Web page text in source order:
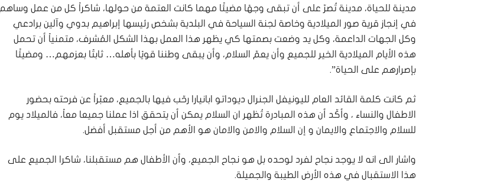
مدينة للحياة، مدينة تُصرّ على أن تبقى وجهًا مضيئًا مهما كانت العتمة من حولها، شاكراً كل من عمل وساهم
في إنجاز قرية صور الميلادية وخاصة لجنة السياحة في البلدية بشخص رئيسها إبراهيم بدوي وآلين برادعي
وكل الجهات الداعمة، وكل يد وضعت بصمتها كي يظهر هذا العمل بهذا الشكل المُشرف، متمنياً أن تحمل
هذه الأيام الميلادية الخير للجميع وأن يعمّ السلام، وأن يبقى وطننا قويًا بأهله… ثابتًا بعزمهم… ومضيئًا
بإصرارهم على الحياة”.
ثم كانت كلمة القائد العام لليونيفل الجنرال ديوداتو ابانيارا رحّب فيها بالجميع، معبّراً عن فرحته بحضور
الاطفال والنساء ، وأكّد أن هذه المبادرة تُظهر ان السلام يمكن أن يتحقق اذا عملنا جميعا معاً، فالميلاد يوم
للسلام والاجتماع والايمان و إن السلام والامن والامان هو الأهم من أجل مستقبل أفضل.
واشار الى انه لا يوجد نجاح لفرد لوحده بل هو نجاح الجميع، وأن الأطفال هم مستقبلنا، شاكرا الجميع على
هذا الاستقبال في هذه الأرض الطيبة والجميلة.